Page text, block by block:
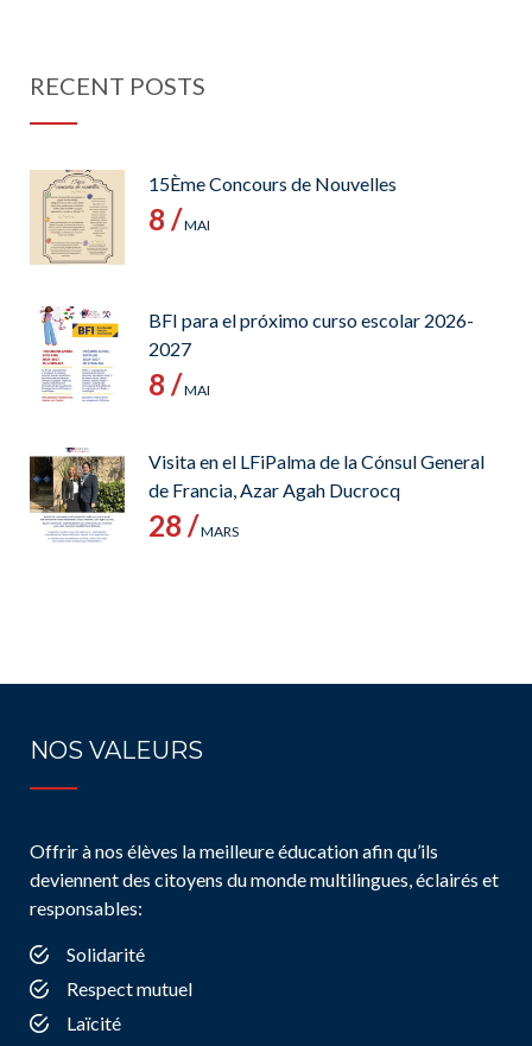
RECENT POSTS
15Ème Concours de Nouvelles
8 /MAI
BFI para el próximo curso escolar 2026-
2027
8 /MAI
Visita en el LFiPalma de la Cónsul General
de Francia, Azar Agah Ducrocq
28 /MARS
NOS VALEURS
Offrir à nos élèves la meilleure éducation afin qu’ils
deviennent des citoyens du monde multilingues, éclairés et
responsables:
Solidarité
Respect mutuel
Laïcité